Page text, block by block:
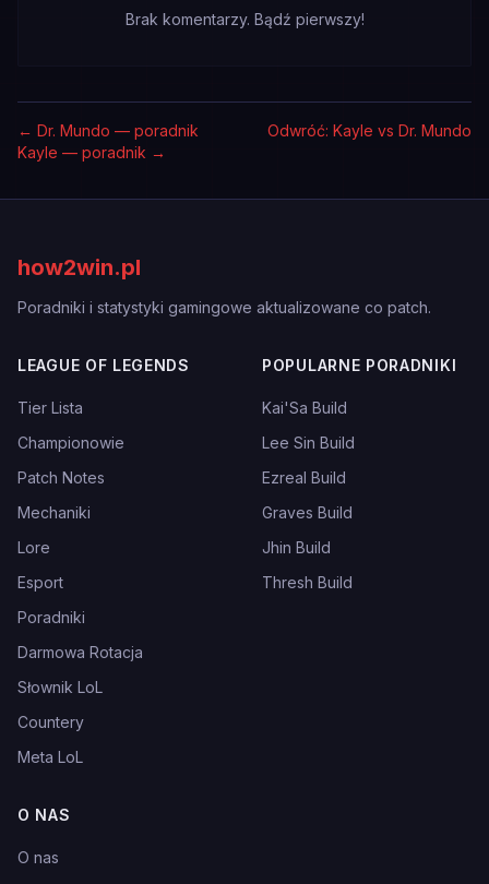
Brak komentarzy. Bądź pierwszy!
← Dr. Mundo — poradnik
Odwróć: Kayle vs Dr. Mundo
Kayle — poradnik →
how2win.pl
Poradniki i statystyki gamingowe aktualizowane co patch.
LEAGUE OF LEGENDS
Tier Lista
Championowie
Patch Notes
Mechaniki
Lore
Esport
Poradniki
Darmowa Rotacja
Słownik LoL
Countery
Meta LoL
POPULARNE PORADNIKI
Kai'Sa Build
Lee Sin Build
Ezreal Build
Graves Build
Jhin Build
Thresh Build
O NAS
O nas